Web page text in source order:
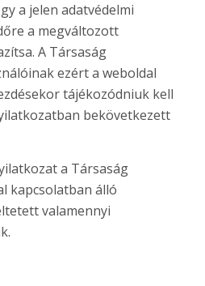
a jelen adatvédelmi
a megváltozott
A Társaság
ezért a weboldal
tájékozódniuk kell
bekövetkezett
a Társaság
kapcsolatban álló
valamennyi